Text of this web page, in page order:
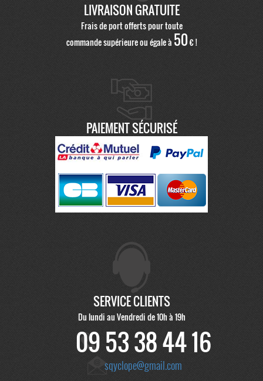
LIVRAISON GRATUITE
Frais de port offerts pour toute
commande supérieure ou égale à 50€ !
PAIEMENT SÉCURISÉ
SERVICE CLIENTS
Du lundi au Vendredi de 10h à 19h
09 53 38 44 16
sqyclope@gmail.com